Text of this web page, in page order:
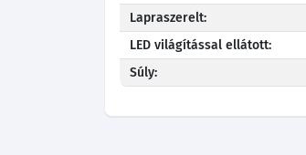
Lapraszerelt:
LED világítással ellátott:
Súly: